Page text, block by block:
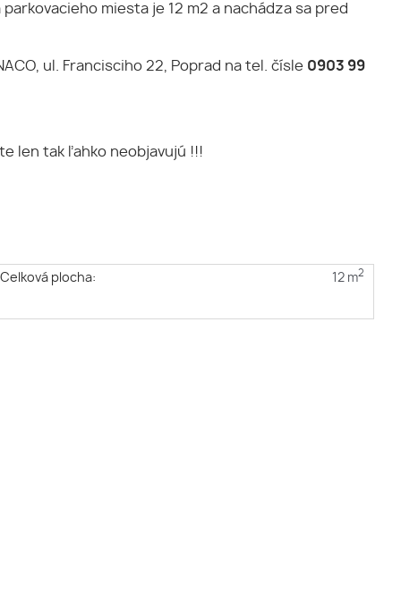
miesta je 12 m2 a nachádza sa pred
ul. Francisciho 22, Poprad na tel. čísle 0903 99
len tak ľahko neobjavujú !!!
Celková plocha: 12 m2